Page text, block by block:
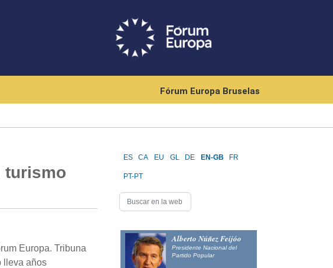
Fórum Europa Bruselas
turismo
Europa. Tribuna
lleva años
ES CA EU GL DE EN-GB FR
PT-PT
Alberto Núñez Feijóo
Presidente Nacional del
Partido Popular